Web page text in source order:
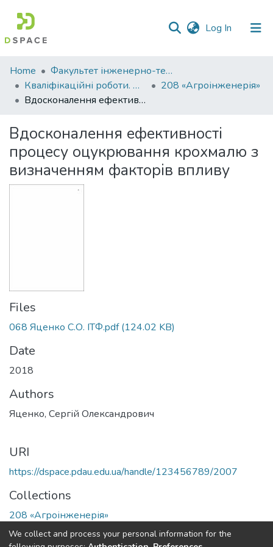
Log In (current)
Communities
&
Collections
Statistics
Home
Факультет інженерно-технологічний
Кваліфікаційні роботи. Факультет інженерно-технологічний
208 «Агроінженерія»
Вдосконалення ефективності процесу оцукрювання крохмалю з визначенням факторів впливу
Вдосконалення ефективності
процесу оцукрювання крохмалю з
визначенням факторів впливу
Files
068 Яценко С.О. ІТФ.pdf(124.02 KB)
Date
2018
Authors
Яценко, Сергій Олександрович
URI
https://dspace.pdau.edu.ua/handle/123456789/2007
Collections
208 «Агроінженерія»
Full item page
We collect and process your personal information for the